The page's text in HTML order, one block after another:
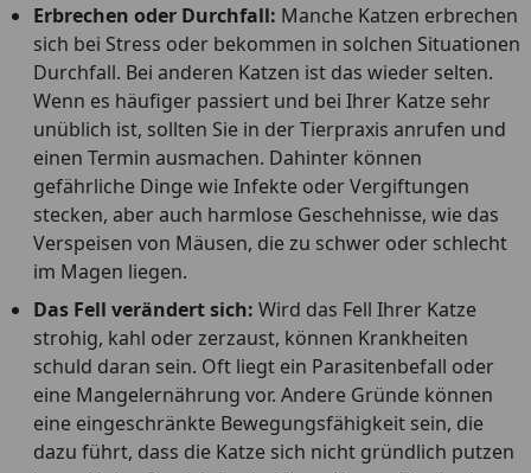
Erbrechen oder Durchfall: Manche Katzen erbrechen
sich bei Stress oder bekommen in solchen Situationen
Durchfall. Bei anderen Katzen ist das wieder selten.
Wenn es häufiger passiert und bei Ihrer Katze sehr
unüblich ist, sollten Sie in der Tierpraxis anrufen und
einen Termin ausmachen. Dahinter können
gefährliche Dinge wie Infekte oder Vergiftungen
stecken, aber auch harmlose Geschehnisse, wie das
Verspeisen von Mäusen, die zu schwer oder schlecht
im Magen liegen.
Das Fell verändert sich: Wird das Fell Ihrer Katze
strohig, kahl oder zerzaust, können Krankheiten
schuld daran sein. Oft liegt ein Parasitenbefall oder
eine Mangelernährung vor. Andere Gründe können
eine eingeschränkte Bewegungsfähigkeit sein, die
dazu führt, dass die Katze sich nicht gründlich putzen